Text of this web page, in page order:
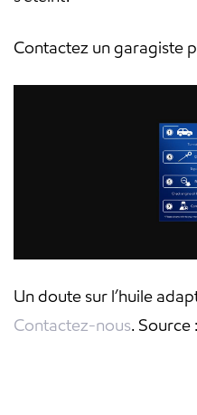
Contactez un garagiste
Un doute sur l’huile
Contactez-nous. Source